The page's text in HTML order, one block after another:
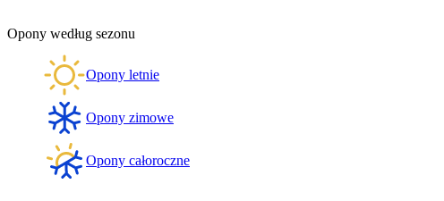
Opony według sezonu
Opony letnie
Opony zimowe
Opony całoroczne